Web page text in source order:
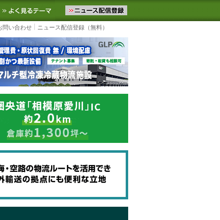
ースをお届けします。物流ニュースメール配信を登録する
お気に入りに追加 よく見るテーマ
問い合わせ ニュース配信登録（無料）